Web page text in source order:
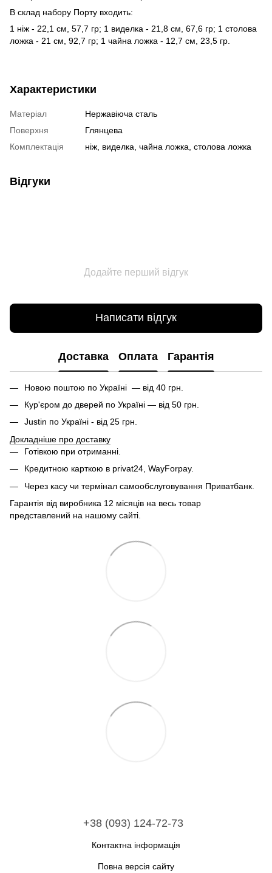
В склад набору Порту входить:
1 ніж - 22,1 см, 57,7 гр; 1 виделка - 21,8 см, 67,6 гр; 1 столова
ложка - 21 см, 92,7 гр; 1 чайна ложка - 12,7 см, 23,5 гр.
Характеристики
Матеріал
Нержавіюча сталь
Поверхня
Глянцева
Комплектація
ніж, виделка, чайна ложка, столова ложка
Відгуки
Додайте перший відгук
Написати відгук
Доставка Оплата Гарантія
Новою поштою по Україні — від 40 грн.
Кур'єром до дверей по Україні — від 50 грн.
Justin по Україні - від 25 грн.
Докладніше про доставку
Готівкою при отриманні.
Кредитною карткою в privat24, WayForpay.
Через касу чи термінал самообслуговування Приватбанк.
Гарантія від виробника 12 місяців на весь товар
представлений на нашому сайті.
+38 (093) 124-72-73
Контактна інформація
Повна версія сайту